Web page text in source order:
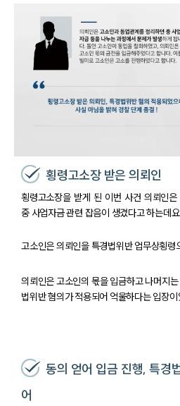
횡령고소장 받은 의뢰인
횡령고소장을 받게 된 이번 사건 의뢰인
중 사업자금 관련 잡음이 생겼다고 하는데요.
고소인은 의뢰인을 특경법위반 업무상횡령
의뢰인은 고소인의 몫을 입금하고 나머지
법위반 혐의가 적용되어 억울하다는 입장
동의 얻어 입금 진행, 특경
어